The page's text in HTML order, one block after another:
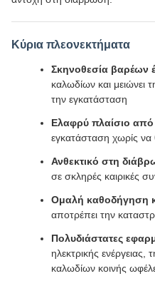
Κύρια πλεονεκτήματα
Σκηνοθεσία βαρέων
καλωδίων και μειώνει
την εγκατάσταση
Ελαφρύ πλαίσιο από
εγκατάσταση χωρίς να
Ανθεκτικό στη
σε σκληρές καιρικές
Ομαλή καθοδήγηση
αποτρέπει την
Πολυδιάστατες
ηλεκτρικής ενέργειας,
καλωδίων κοινής